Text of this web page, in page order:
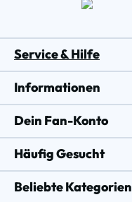
Service & Hilfe
Informationen
Dein Fan-Konto
Häufig Gesucht
Beliebte Kategorien